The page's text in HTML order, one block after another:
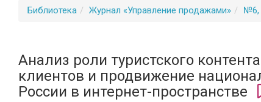
Библиотека Журнал «Управление продажами» №6,
Анализ роли туристского
клиентов и продвижение
России в интернет-пространстве